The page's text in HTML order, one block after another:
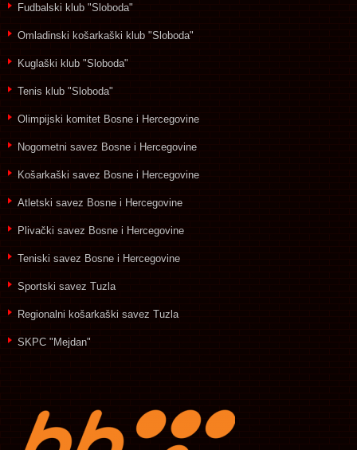
Fudbalski klub "Sloboda"
Omladinski košarkaški klub "Sloboda"
Kuglaški klub "Sloboda"
Tenis klub "Sloboda"
Olimpijski komitet Bosne i Hercegovine
Nogometni savez Bosne i Hercegovine
Košarkaški savez Bosne i Hercegovine
Atletski savez Bosne i Hercegovine
Plivački savez Bosne i Hercegovine
Teniski savez Bosne i Hercegovine
Sportski savez Tuzla
Regionalni košarkaški savez Tuzla
SKPC "Mejdan"